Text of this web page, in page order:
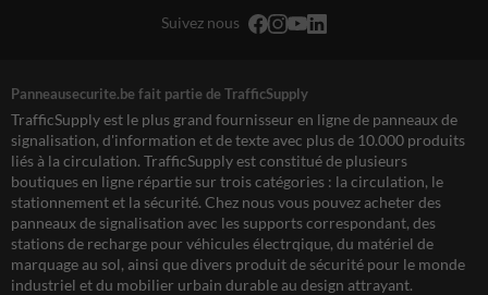
Suivez nous
Panneausecurite.be fait partie de TrafficSupply
TrafficSupply est le plus grand fournisseur en ligne de panneaux de
signalisation, d'information et de texte avec plus de 10.000 produits
liés à la circulation. TrafficSupply est constitué de plusieurs
boutiques en ligne répartie sur trois catégories : la circulation, le
stationnement et la sécurité. Chez nous vous pouvez acheter des
panneaux de signalisation avec les supports correspondant, des
stations de recharge pour véhicules électrqique, du matériel de
marquage au sol, ainsi que divers produit de sécurité pour le monde
industriel et du mobilier urbain durable au design attrayant.